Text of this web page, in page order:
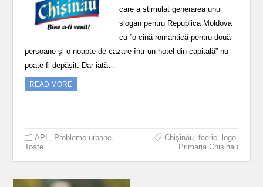
care a stimulat generarea unui
slogan pentru Republica Moldova
cu ”o cină romantică pentru două
persoane şi o noapte de cazare într-un hotel din capitală” nu
poate fi depășit. Dar iată…
READ MORE
APL, Probleme urbane,
Toate
Chişinău, feerie, logo,
Primaria Chisinau